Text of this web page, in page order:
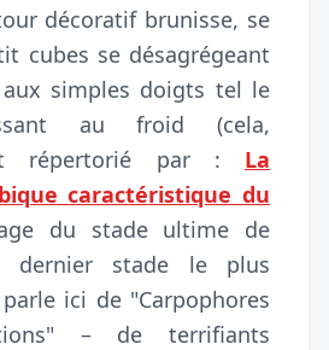
décoratif brunisse, se
cubes se désagrégeant
simples doigts tel le
au froid (cela,
répertorié par : La
caractéristique du
du stade ultime de
dernier stade le plus
ici de "Carpophores
– de terrifiants